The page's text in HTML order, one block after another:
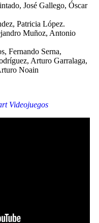
José Gallego, Óscar
Patricia López.
Muñoz, Antonio
Fernando Serna,
Arturo Garralaga,
Noain
Videojuegos